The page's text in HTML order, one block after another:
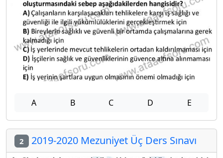
A B C D E
2 2019-2020 Mezuniyet Üç Ders Sınavı